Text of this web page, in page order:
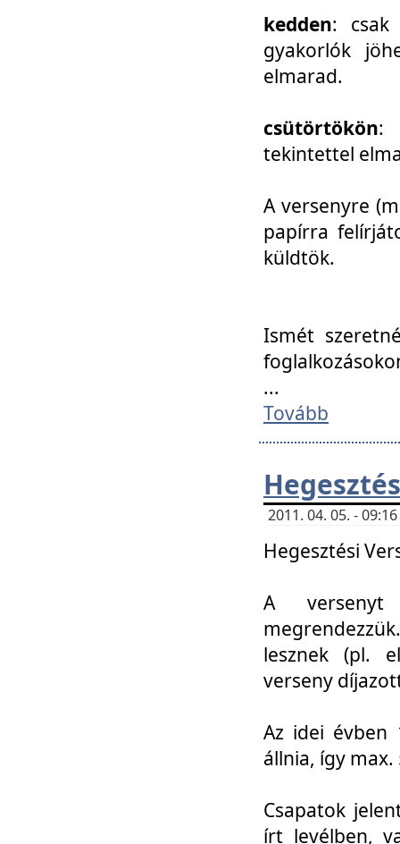
kedden: csak
gyakorlók
elmarad.
csütörtökön:
tekintettel
A versenyre
papírra
küldtök.
Ismét
...
Tovább
2011. 04. 05. -
Hegesztési
A versenyt
lesznek (pl.
verseny
Az idei évben
állnia, így
Csapatok
írt levélben,